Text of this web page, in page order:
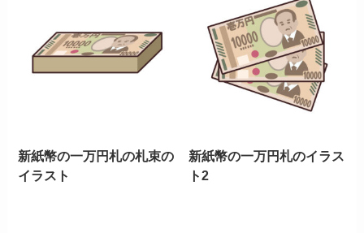
新紙幣の一万円札の札束の
イラスト
新紙幣の一万円札のイラス
ト2